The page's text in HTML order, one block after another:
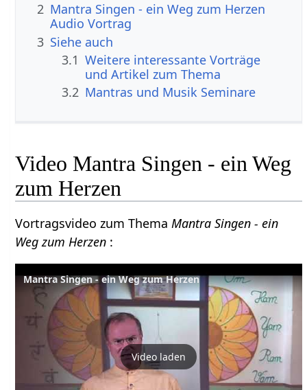
2 Mantra Singen - ein Weg zum Herzen
Audio Vortrag
3 Siehe auch
3.1 Weitere interessante Vorträge
und Artikel zum Thema
3.2 Mantras und Musik Seminare
Video Mantra Singen - ein Weg
zum Herzen
Vortragsvideo zum ThemaMantra Singen - ein
Weg zum Herzen :
Mantra Singen - ein Weg zum Herzen
Video laden